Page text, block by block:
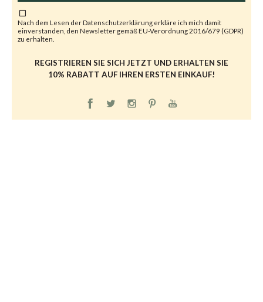
Nach dem Lesen derDatenschutzerklärung erkläre ich mich damit
einverstanden, den Newsletter gemäß EU-Verordnung 2016/679 (GDPR)
zu erhalten.
REGISTRIEREN SIE SICH JETZT UND ERHALTEN SIE
10% RABATT AUF IHREN ERSTEN EINKAUF!